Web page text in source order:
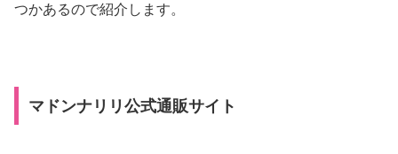
つかあるので紹介します。
マドンナリリ公式通販サイト